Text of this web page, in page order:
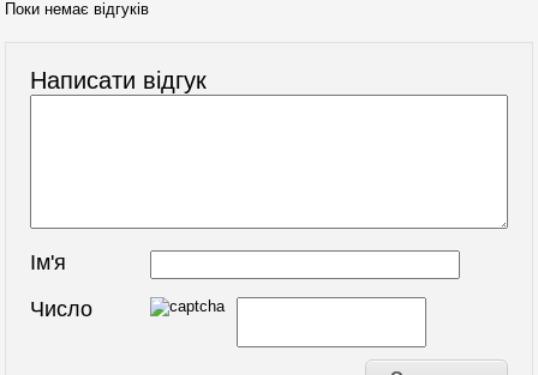
Поки немає відгуків
Написати відгук
Ім'я
Число